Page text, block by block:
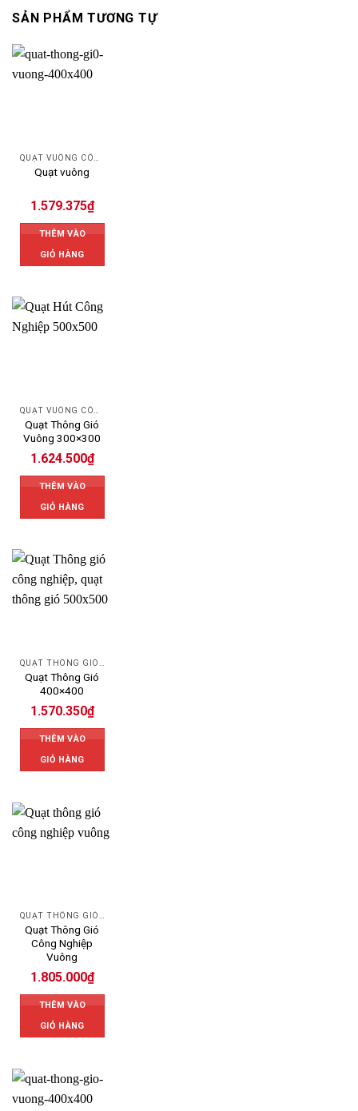
SẢN PHẨM TƯƠNG TỰ
Quạt vuông
1.579.375₫
THÊM VÀO
GIỎ HÀNG
Quạt Thông Gió
Vuông 300×300
1.624.500₫
THÊM VÀO
GIỎ HÀNG
QUẠT THÔNG GIÓ CÔNG NGHIỆP
Quạt Thông Gió
400×400
1.570.350₫
THÊM VÀO
GIỎ HÀNG
QUẠT THÔNG GIÓ CÔNG NGHIỆP
Quạt Thông Gió
Công Nghiệp
Vuông
1.805.000₫
THÊM VÀO
GIỎ HÀNG